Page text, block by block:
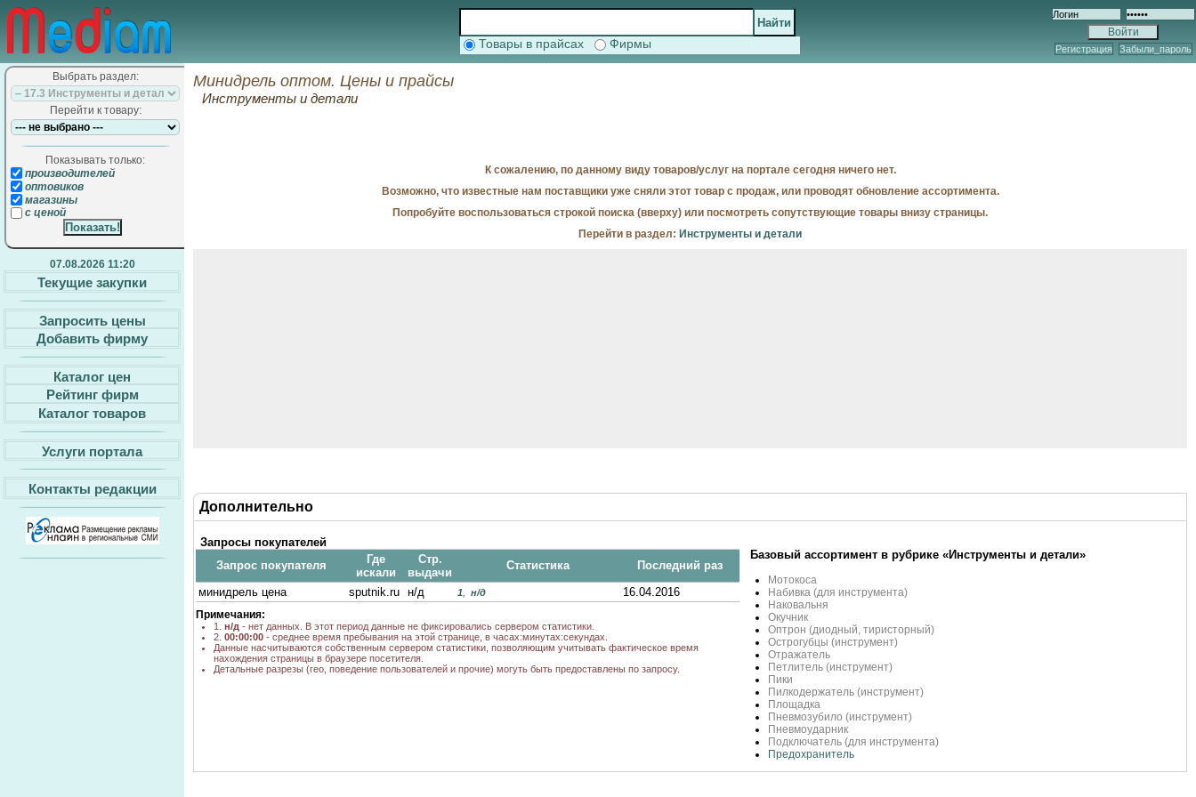
Товары в прайсах Фирмы Регистрация Забыли_пароль
Выбрать раздел:
Перейти к товару:
Показывать только:
производителей
оптовиков
магазины
с ценой
07.08.2026 11:20
Текущие закупки
Запросить цены
Добавить фирму
Каталог цен
Рейтинг фирм
Каталог товаров
Услуги портала
Контакты редакции
Минидрель оптом. Цены и прайсы
Инструменты и детали
К сожалению, по данному виду товаров/услуг на портале сегодня ничего нет.
Возможно, что известные нам поставщики уже сняли этот товар с продаж, или проводят обновление ассортимента.
Попробуйте воспользоваться строкой поиска (вверху) или посмотреть сопутствующие товары внизу страницы.
Перейти в раздел: Инструменты и детали
Дополнительно
Запросы покупателей
Запрос покупателя
Где
искали
Стр.
выдачи
Статистика
Последний раз
минидрель цена
sputnik.ru н/д 1 н/д 16.04.2016
Примечания:
1. н/д - нет данных. В этот период данные не фиксировались сервером статистики.
2. 00:00:00 - среднее время пребывания на этой странице, в часах:минутах:секундах.
Данные насчитываются собственным сервером статистики, позволяющим учитывать фактическое время
нахождения страницы в браузере посетителя.
Детальные разрезы (гео, поведение пользователей и прочие) могуть быть предоставлены по запросу.
Базовый ассортимент в рубрике «Инструменты и детали»
Мотокоса
Набивка (для инструмента)
Наковальня
Окучник
Оптрон (диодный, тиристорный)
Острогубцы (инструмент)
Отражатель
Петлитель (инструмент)
Пики
Пилкодержатель (инструмент)
Площадка
Пневмозубило (инструмент)
Пневмоударник
Подключатель (для инструмента)
Предохранитель